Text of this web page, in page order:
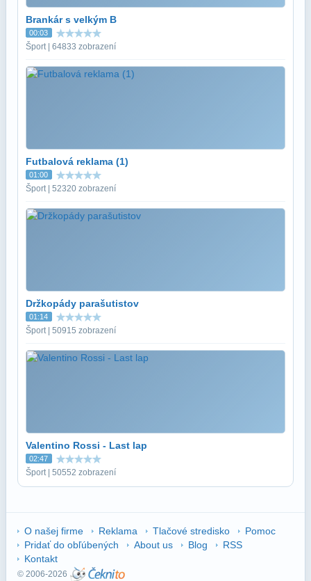
Brankár s velkým B
00:03
Šport | 64833 zobrazení
Futbalová reklama (1)
01:00
Šport | 52320 zobrazení
Držkopády parašutistov
01:14
Šport | 50915 zobrazení
Valentino Rossi - Last lap
02:47
Šport | 50552 zobrazení
O našej firme Reklama Tlačové stredisko
Pomoc
Pridať do obľúbených
About us Blog
RSS
Kontakt
© 2006-2026